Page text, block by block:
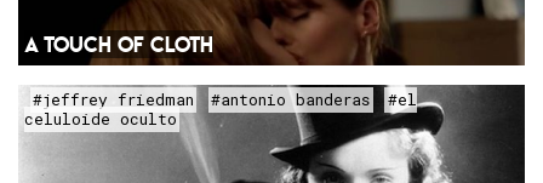
A TOUCH OF CLOTH
#jeffrey friedman #antonio banderas
#el
celuloide oculto